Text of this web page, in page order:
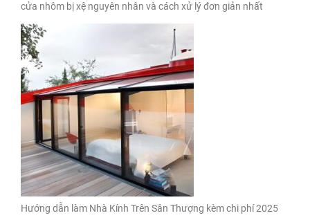
cửa nhôm bị xệ nguyên nhân và cách xử lý đơn giản nhất
Hướng dẫn làm Nhà Kính Trên Sân Thượng kèm chi phí 2025